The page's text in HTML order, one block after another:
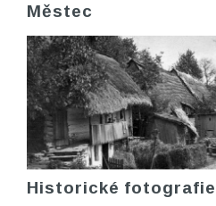
Městec
Historické fotografie